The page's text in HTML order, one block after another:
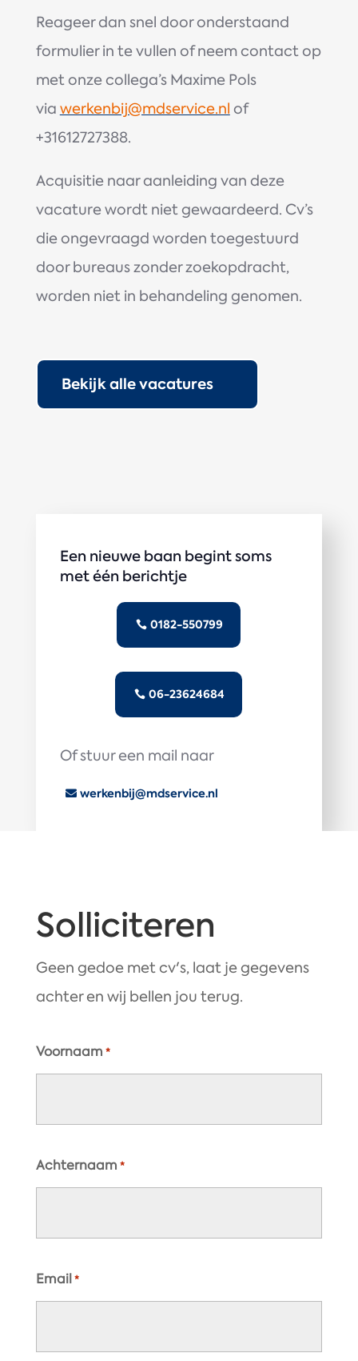
Reageer dan snel door onderstaand
formulier in te vullen of neem contact op
met onze collega’s Maxime Pols
via werkenbij@mdservice.nl of
+31612727388.
Acquisitie naar aanleiding van deze
vacature wordt niet gewaardeerd. Cv’s
die ongevraagd worden toegestuurd
door bureaus zonder zoekopdracht,
worden niet in behandeling genomen.
Bekijk alle vacatures
Een nieuwe baan begint soms
met één berichtje
0182-550799
06-23624684
Of stuur een mail naar
werkenbij@mdservice.nl
Solliciteren
Geen gedoe met cv's, laat je gegevens
achter en wij bellen jou terug.
Voornaam *
Achternaam *
Email *